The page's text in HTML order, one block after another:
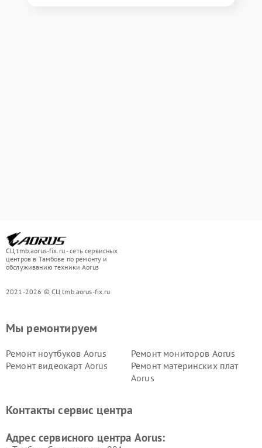
СЦ tmb.aorus-fix.ru - сеть сервисных
центров в Тамбове по ремонту и
обслуживанию техники Aorus
2021-2026 © СЦ tmb.aorus-fix.ru
Мы ремонтируем
Ремонт ноутбуков Aorus
Ремонт мониторов Aorus
Ремонт видеокарт Aorus
Ремонт материнских плат
Aorus
Контакты сервис центра
Адрес сервисного центра Aorus: